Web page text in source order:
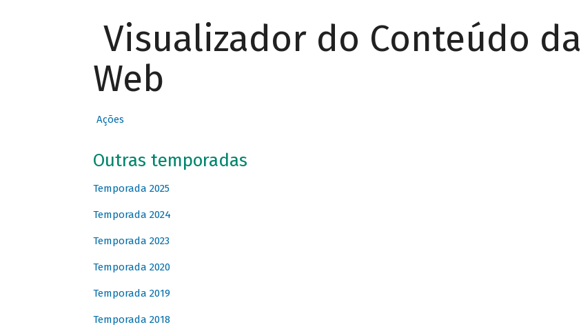
Visualizador do Conteúdo da
Web
Ações
Outras temporadas
Temporada 2025
Temporada 2024
Temporada 2023
Temporada 2020
Temporada 2019
Temporada 2018